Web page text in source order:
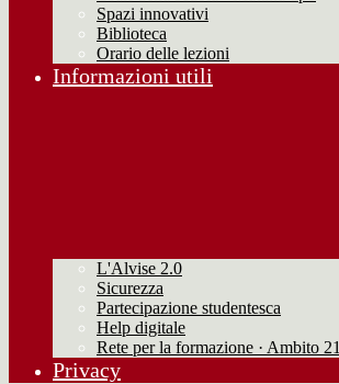
Spazi innovativi
Biblioteca
Orario delle lezioni
Informazioni utili
L'Alvise 2.0
Sicurezza
Partecipazione studentesca
Help digitale
Rete per la formazione · Ambito
Privacy